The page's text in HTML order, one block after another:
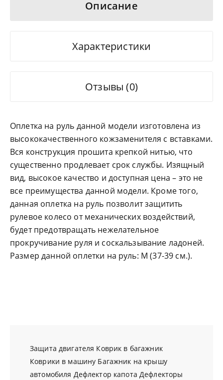
Описание
Характеристики
Отзывы (0)
Оплетка на руль данной модели изготовлена из
высококачественного кожзаменителя с вставками.
Вся конструкция прошита крепкой нитью, что
существенно продлевает срок службы. Изящный
вид, высокое качество и доступная цена – это не
все преимущества данной модели. Кроме того,
данная оплетка на руль позволит защитить
рулевое колесо от механических воздействий,
будет предотвращать нежелательное
прокручивание руля и соскальзывание ладоней.
Размер данной оплетки на руль: М (37-39 см.).
Защита двигателя Коврик в багажник
Коврики в машину Багажник на крышу
автомобиля Дефлектор капота Дефлекторы